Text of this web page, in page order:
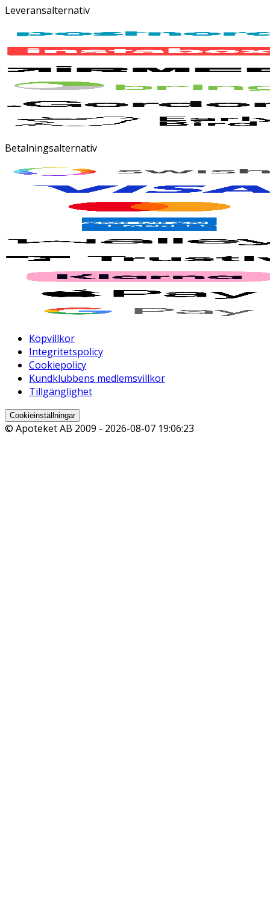
Leveransalternativ
Betalningsalternativ
Köpvillkor
Integritetspolicy
Cookiepolicy
Kundklubbens medlemsvillkor
Tillgänglighet
Cookieinställningar
© Apoteket AB 2009 - 2026-08-07 19:06:23